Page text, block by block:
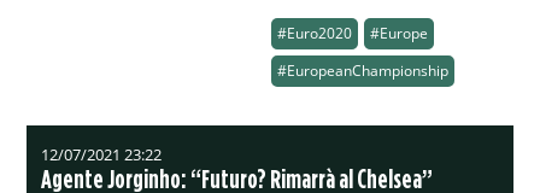
#Euro2020
#Europe
#EuropeanChampionship
12/07/2021 23:22
Agente Jorginho: “Futuro? Rimarrà al Chelsea”